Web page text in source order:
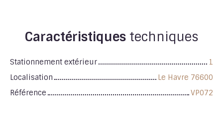
Caractéristiques techniques
Stationnement extérieur
1
Localisation
Le Havre 76600
Référence
VP072